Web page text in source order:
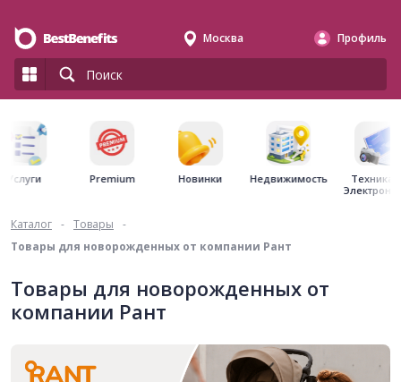
Москва Профиль
Услуги Premium Новинки Недвижимость
Техника
Каталог - Товары
-
Товары для новорожденных от компании Рант
Товары для новорожденных от
компании Рант